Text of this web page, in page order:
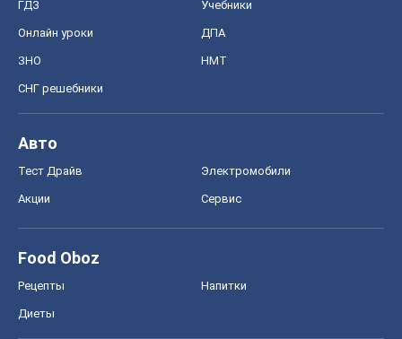
ГДЗ Учебники
Онлайн уроки ДПА
ЗНО НМТ
СНГ решебники
Авто
Тест Драйв Электромобили
Акции Сервис
Food Oboz
Рецепты Напитки
Диеты